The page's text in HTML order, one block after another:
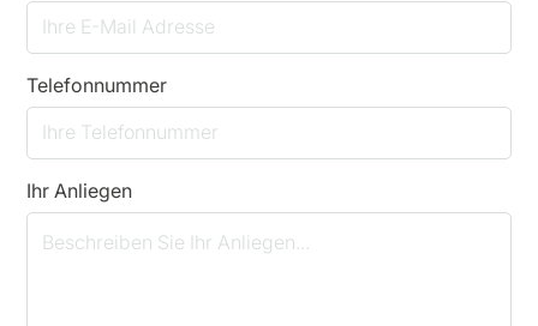
Telefonnummer
Ihr Anliegen